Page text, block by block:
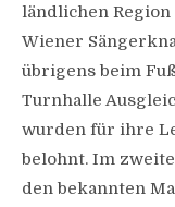
ländlichen
Wiener
übrigens beim
Turnhalle
wurden für ihre
belohnt. Im
den bekannten